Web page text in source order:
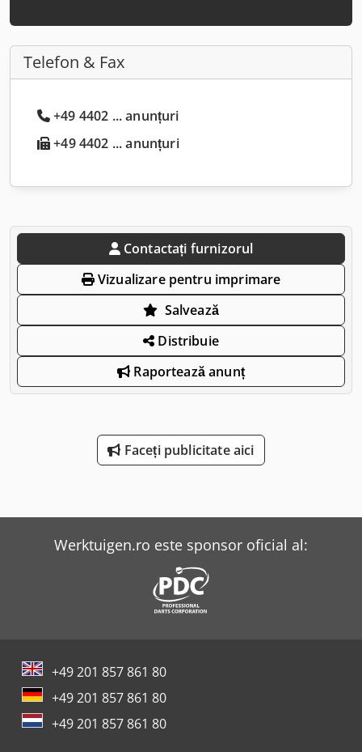
Telefon & Fax
+49 4402 ... anunțuri
+49 4402 ... anunțuri
Contactați furnizorul
Vizualizare pentru imprimare
Salvează
Distribuie
Raportează anunț
Faceți publicitate aici
Werktuigen.ro este sponsor oficial al:
+49 201 857 861 80
+49 201 857 861 80
+49 201 857 861 80